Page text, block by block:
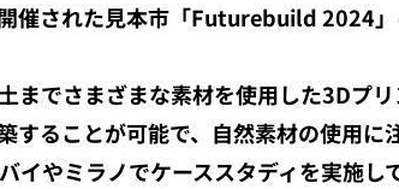
催された見本市「Futurebuild 2024
までさまざまな素材を使用した3Dプ
ることが可能で、自然素材の使用に
イやミラノでケーススタディを実施し